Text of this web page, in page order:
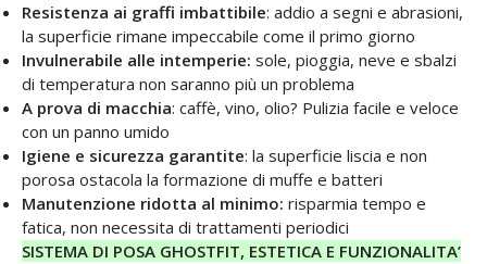
Resistenza ai graffi imbattibile: addio a segni e abrasioni,
la superficie rimane impeccabile come il primo giorno
Invulnerabile alle intemperie: sole, pioggia, neve e sbalzi
di temperatura non saranno più un problema
A prova di macchia: caffè, vino, olio? Pulizia facile e veloce
con un panno umido
Igiene e sicurezza garantite: la superficie liscia e non
porosa ostacola la formazione di muffe e batteri
Manutenzione ridotta al minimo: risparmia tempo e
fatica, non necessita di trattamenti periodici
SISTEMA DI POSA GHOSTFIT, ESTETICA E FUNZIONALITA’